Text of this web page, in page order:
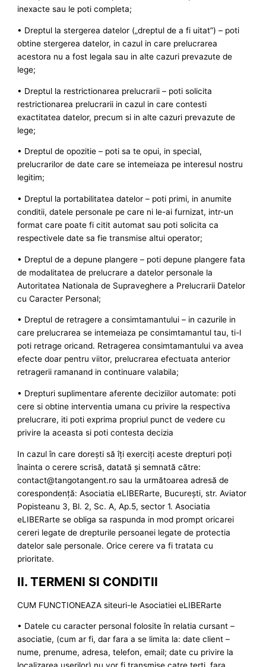
inexacte sau le poti completa;
• Dreptul la stergerea datelor („dreptul de a fi uitat”) – poti
obtine stergerea datelor, in cazul in care prelucrarea
acestora nu a fost legala sau in alte cazuri prevazute de
lege;
• Dreptul la restrictionarea prelucrarii – poti solicita
restrictionarea prelucrarii in cazul in care contesti
exactitatea datelor, precum si in alte cazuri prevazute de
lege;
• Dreptul de opozitie – poti sa te opui, in special,
prelucrarilor de date care se intemeiaza pe interesul nostru
legitim;
• Dreptul la portabilitatea datelor – poti primi, in anumite
conditii, datele personale pe care ni le-ai furnizat, intr-un
format care poate fi citit automat sau poti solicita ca
respectivele date sa fie transmise altui operator;
• Dreptul de a depune plangere – poti depune plangere fata
de modalitatea de prelucrare a datelor personale la
Autoritatea Nationala de Supraveghere a Prelucrarii Datelor
cu Caracter Personal;
• Dreptul de retragere a consimtamantului – in cazurile in
care prelucrarea se intemeiaza pe consimtamantul tau, ti-l
poti retrage oricand. Retragerea consimtamantului va avea
efecte doar pentru viitor, prelucrarea efectuata anterior
retragerii ramanand in continuare valabila;
• Drepturi suplimentare aferente deciziilor automate: poti
cere si obtine interventia umana cu privire la respectiva
prelucrare, iti poti exprima propriul punct de vedere cu
privire la aceasta si poti contesta decizia
In cazul în care dorești să îți exerciți aceste drepturi poți
înainta o cerere scrisă, datată și semnată către:
contact@tangotangent.ro sau la următoarea adresă de
corespondență: Asociatia eLIBERarte, București, str. Aviator
Popisteanu 3, Bl. 2, Sc. A, Ap.5, sector 1. Asociatia
eLIBERarte se obliga sa raspunda in mod prompt oricarei
cereri legate de drepturile persoanei legate de protectia
datelor sale personale. Orice cerere va fi tratata cu
prioritate.
II. TERMENI SI CONDITII
CUM FUNCTIONEAZA siteuri-le Asociatiei eLIBERarte
• Datele cu caracter personal folosite în relatia cursant –
asociatie, (cum ar fi, dar fara a se limita la: date client –
nume, prenume, adresa, telefon, email; date cu privire la